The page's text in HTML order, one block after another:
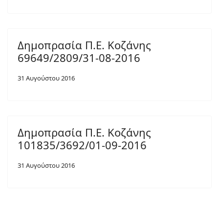
Δημοπρασία Π.Ε. Κοζάνης
69649/2809/31-08-2016
31 Αυγούστου 2016
Δημοπρασία Π.Ε. Κοζάνης
101835/3692/01-09-2016
31 Αυγούστου 2016